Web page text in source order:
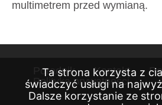
multimetrem przed wymianą.
Poradnik Kontakt
Polityka prywatności
Ta strona korzysta z
świadczyć usługi na
Dalsze korzystanie ze